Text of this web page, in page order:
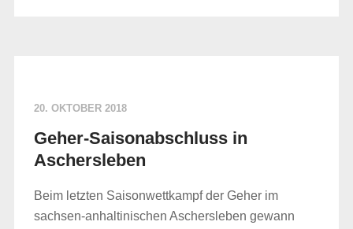
20. OKTOBER 2018
Geher-Saisonabschluss in
Aschersleben
Beim letzten Saisonwettkampf der Geher im
sachsen-anhaltinischen Aschersleben gewann